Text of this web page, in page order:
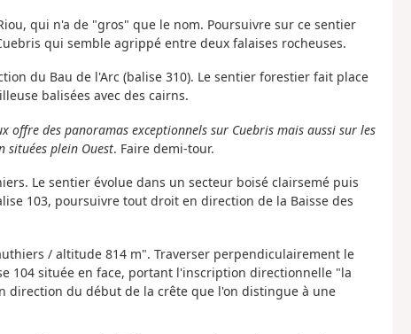
qui n'a de "gros" que le nom. Poursuivre sur ce sentier
qui semble agrippé entre deux falaises rocheuses.
du Bau de l'Arc (balise 310). Le sentier forestier fait place
balisées avec des cairns.
offre des panoramas exceptionnels sur Cuebris mais aussi sur les
situées plein Ouest. Faire demi-tour.
Le sentier évolue dans un secteur boisé clairsemé puis
103, poursuivre tout droit en direction de la Baisse des
/ altitude 814 m". Traverser perpendiculairement le
104 située en face, portant l'inscription directionnelle "la
direction du début de la crête que l'on distingue à une